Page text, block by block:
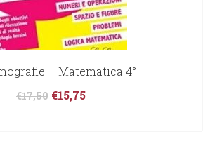
– Matematica 4°
€17,50 €15,75